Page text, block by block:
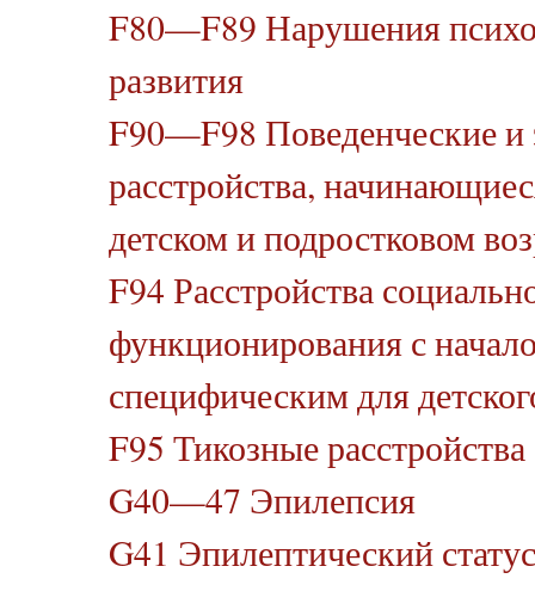
F80—F89 Нарушения
развития
F90—F98 Поведенческие
расстройства,
детском и подростковом
F94 Расстройства
функционирования с
специфическим для
F95 Тикозные расстройства
G40—47 Эпилепсия
G41 Эпилептический статус